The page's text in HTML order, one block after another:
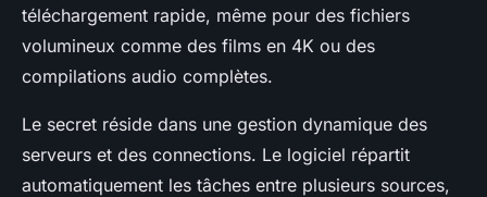
téléchargement rapide, même pour des fichiers
volumineux comme des films en 4K ou des
compilations audio complètes.
Le secret réside dans une gestion dynamique des
serveurs et des connections. Le logiciel répartit
automatiquement les tâches entre plusieurs sources,